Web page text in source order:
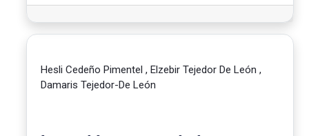
Hesli Cedeño Pimentel , Elzebir Tejedor De León ,
Damaris Tejedor-De León